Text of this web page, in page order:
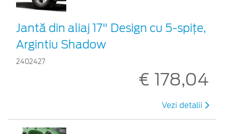
Jantă din aliaj 17" Design cu 5-spițe,
Argintiu Shadow
2402427
€ 178,04
Vezi detalii